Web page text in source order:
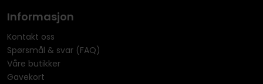
Informasjon
Kontakt oss
Spørsmål & svar (FAQ)
Våre butikker
Gavekort